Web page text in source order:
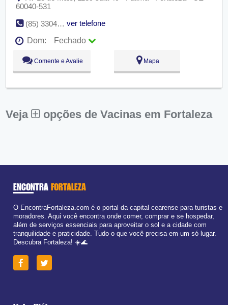
60040-531
(85) 3304-7658
ver telefone
Dom:
Fechado
Seg:
Ter:
09:00 - 18:00
Qua:
09:00 - 18:00
Sex:
09:00 - 18:00
Dom:
Fechado
Comente e Avalie Mapa
Veja opções de Vacinas em Fortaleza
ENCONTRA FORTALEZA
O EncontraFortaleza.com é o portal da capital cearense para turistas e
moradores. Aqui você encontra onde comer, comprar e se hospedar,
além de serviços essenciais para aproveitar o sol e a cidade com
tranquilidade e praticidade. Tudo o que você precisa em um só lugar.
Descubra Fortaleza! ☀️🌊